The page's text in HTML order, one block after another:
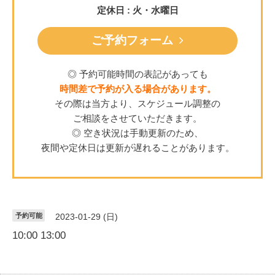
定休日 : 火・水曜日
ご予約フォーム
◎ 予約可能時間の表記があっても
時間差で予約が入る場合があります。
その際は当方より、スケジュール調整の
ご相談をさせていただきます。
◎ 空き状況は手動更新のため、
夜間や定休日は更新が遅れることがあります。
予約可能 2023-01-29 (日)
10:00 13:00